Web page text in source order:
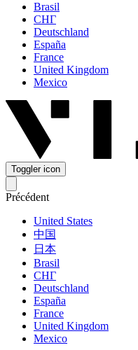
Brasil
СНГ
Deutschland
España
France
United Kingdom
Mexico
Toggler icon
Précédent
United States
中国
日本
Brasil
СНГ
Deutschland
España
France
United Kingdom
Mexico